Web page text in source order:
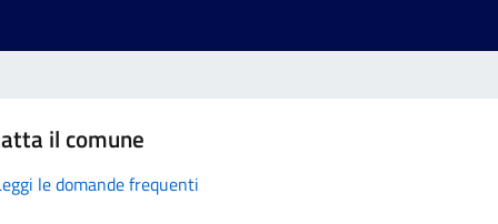
il comune
le domande frequenti